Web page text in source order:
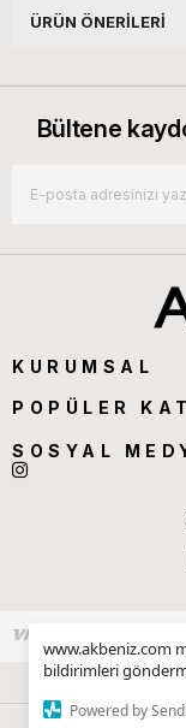
www.akbeniz.com
bildirimleri
Powered by
ÜRÜN ÖNERILERI
Bültene
KURUMSAL
POPÜLER
SOSYAL